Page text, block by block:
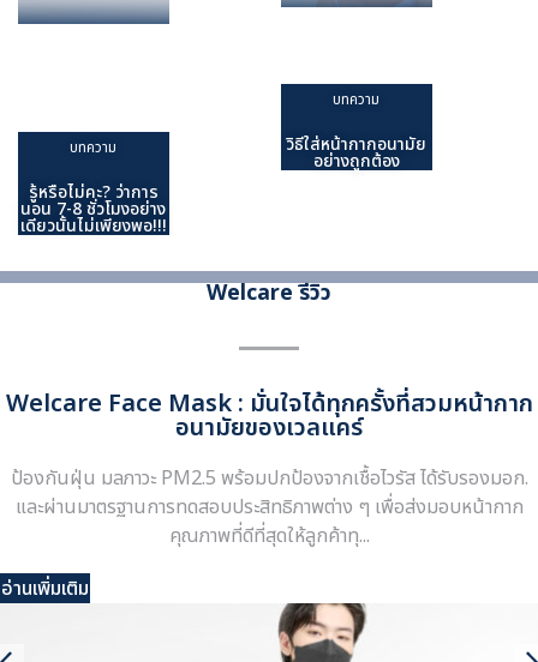
บทความ
วิธีใส่หน้ากากอนามัย
อย่างถูกต้อง
บทความ
รู้หรือไม่คะ? ว่าการ
นอน 7-8 ชั่วโมงอย่าง
เดียวนั้นไม่เพียงพอ!!!
Welcare รีวิว
Welcare Face Mask : มั่นใจได้ทุกครั้งที่สวมหน้ากาก
อนามัยของเวลแคร์
ป้องกันฝุ่น มลภาวะ PM2.5 พร้อมปกป้องจากเชื้อไวรัส ได้รับรองมอก.
และผ่านมาตรฐานการทดสอบประสิทธิภาพต่าง ๆ เพื่อส่งมอบหน้ากาก
คุณภาพที่ดีที่สุดให้ลูกค้าทุ...
อ่านเพิ่มเติม